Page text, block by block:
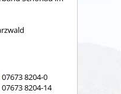
07673 8204-0
07673 8204-14